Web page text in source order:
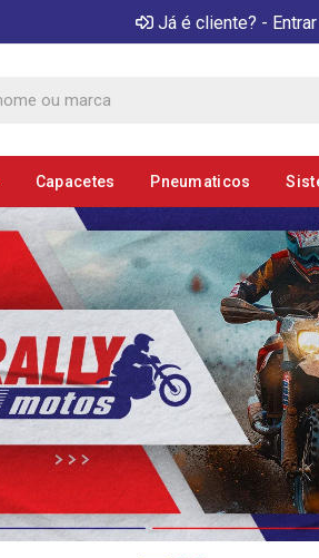
Já é cliente? - Entrar
Capacetes Pneumaticos